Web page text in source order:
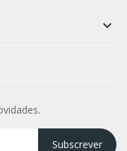

Subscrever